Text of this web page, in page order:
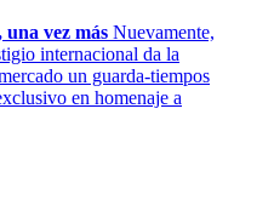
vez más Nuevamente,
internacional da la
un guarda-tiempos
en homenaje a